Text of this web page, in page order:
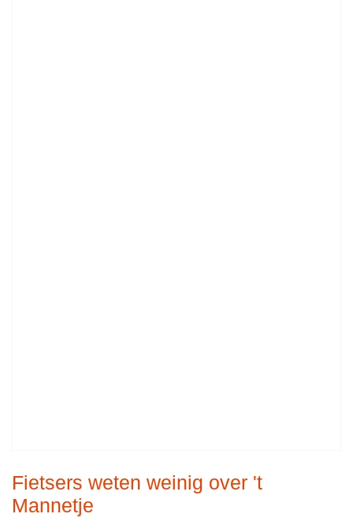
Fietsers weten weinig over 't
Mannetje